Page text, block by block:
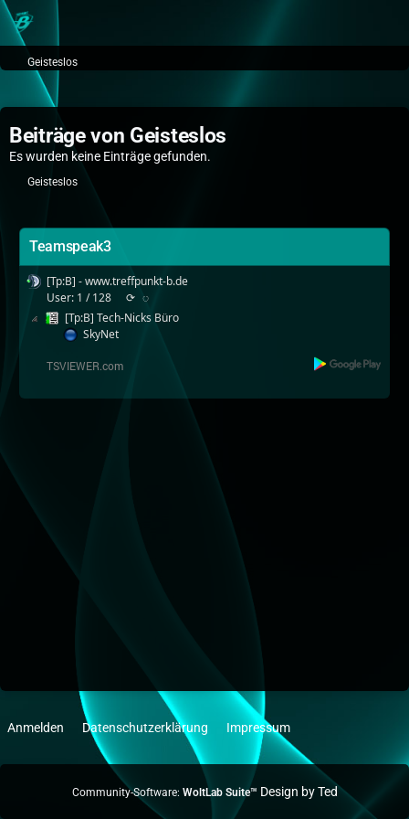
Geisteslos
Beiträge von Geisteslos
Es wurden keine Einträge gefunden.
Geisteslos
Teamspeak3
[Tp:B] - www.treffpunkt-b.de
User: 1 / 128
⟳ ◌
[Tp:B] Tech-Nicks Büro
SkyNet
Anmelden Datenschutzerklärung Impressum
Community-Software: WoltLab Suite™